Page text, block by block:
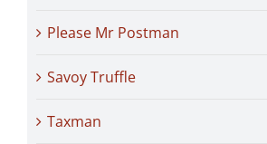
Please Mr Postman
Savoy Truffle
Taxman